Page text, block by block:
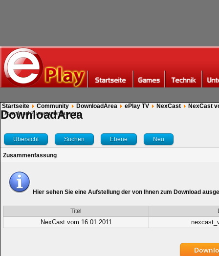
Startseite Community DownloadArea ePlay TV NexCast
NexCast
Download Zusammenfassung
DownloadArea
Übersicht Suchen Ebene Neu
Zusammenfassung
Hier sehen Sie eine Aufstellung der von Ihnen zum Download
Titel
NexCast vom 16.01.2011